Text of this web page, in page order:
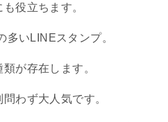
役立ちます。
いLINEスタンプ。
が存在します。
わず大人気です。